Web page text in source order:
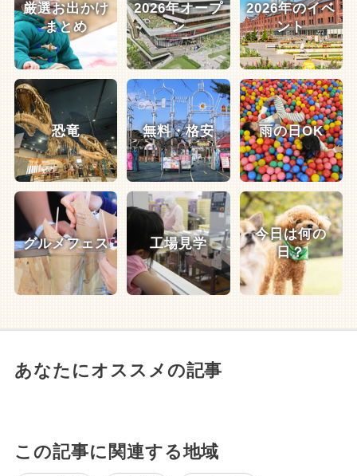
厳選お出かけ
まとめ
2026年オープ
ン
2026年のイベ
ント
恐竜 無料・格安 雨の日OK
グルメフェス 工場見学
今日は何の
日？
あなたにオススメの記事
この記事に関連する地域